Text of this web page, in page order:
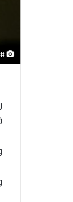
#image_title